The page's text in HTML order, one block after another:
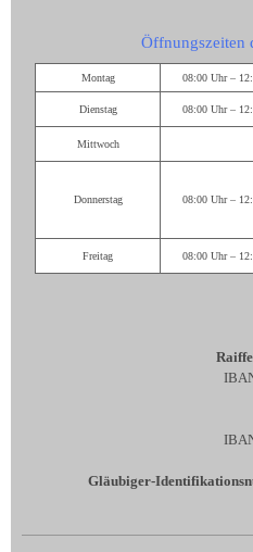
Öffnungszeiten
Montag 08:00 Uhr –
Dienstag 08:00 Uhr –
Mittwoch
Donnerstag 08:00 Uhr –
Freitag 08:00 Uhr –
Gläubiger-